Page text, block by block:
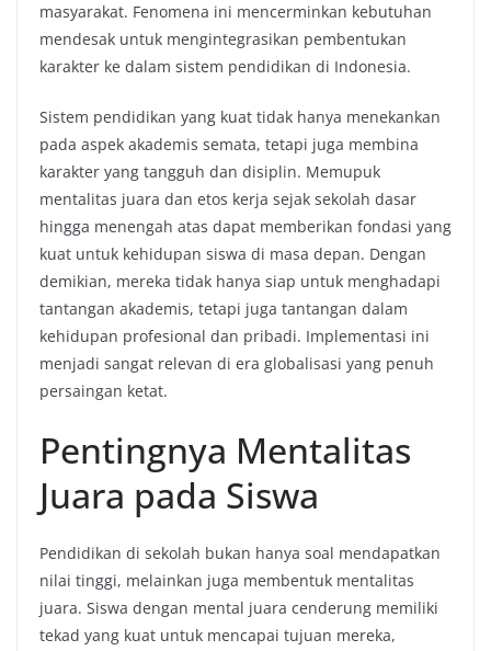
masyarakat. Fenomena ini mencerminkan kebutuhan
mendesak untuk mengintegrasikan pembentukan
karakter ke dalam sistem pendidikan di Indonesia.
Sistem pendidikan yang kuat tidak hanya menekankan
pada aspek akademis semata, tetapi juga membina
karakter yang tangguh dan disiplin. Memupuk
mentalitas juara dan etos kerja sejak sekolah dasar
hingga menengah atas dapat memberikan fondasi yang
kuat untuk kehidupan siswa di masa depan. Dengan
demikian, mereka tidak hanya siap untuk menghadapi
tantangan akademis, tetapi juga tantangan dalam
kehidupan profesional dan pribadi. Implementasi ini
menjadi sangat relevan di era globalisasi yang penuh
persaingan ketat.
Pentingnya Mentalitas
Juara pada Siswa
Pendidikan di sekolah bukan hanya soal mendapatkan
nilai tinggi, melainkan juga membentuk mentalitas
juara. Siswa dengan mental juara cenderung memiliki
tekad yang kuat untuk mencapai tujuan mereka,